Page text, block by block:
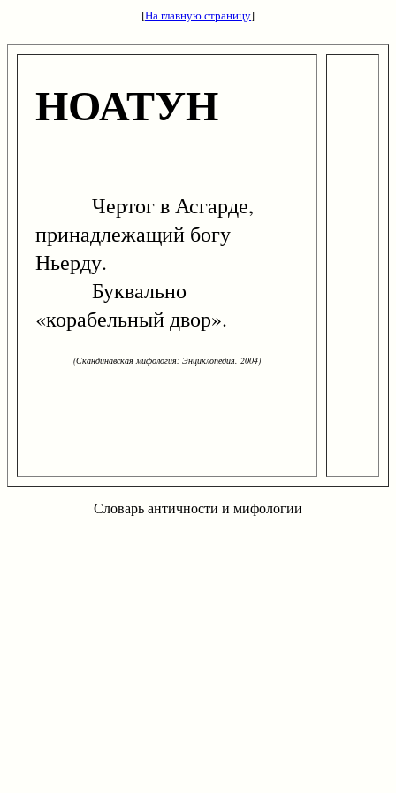
[На главную страницу]
НОАТУН
Чертог в Асгарде,
принадлежащий богу
Ньерду.
Буквально
«корабельный двор».
(Скандинавская мифология: Энциклопедия. 2004)
Словарь античности и мифологии